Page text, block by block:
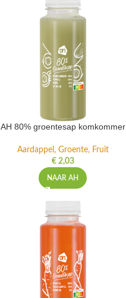
AH 80% groentesap komkommer
Aardappel, Groente, Fruit
€2,03
NAAR AH